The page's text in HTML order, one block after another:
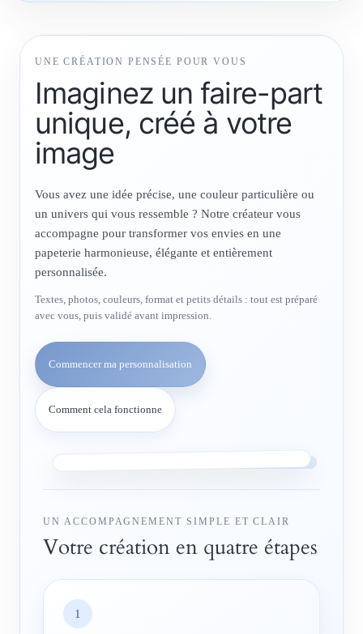
UNE CRÉATION PENSÉE POUR VOUS
Imaginez un faire-part
unique, créé à votre
image
Vous avez une idée précise, une couleur particulière ou
un univers qui vous ressemble ? Notre créateur vous
accompagne pour transformer vos envies en une
papeterie harmonieuse, élégante et entièrement
personnalisée.
Textes, photos, couleurs, format et petits détails : tout est préparé
avec vous, puis validé avant impression.
Commencer ma personnalisation
Comment cela fonctionne
UN ACCOMPAGNEMENT SIMPLE ET CLAIR
Votre création en quatre étapes
1